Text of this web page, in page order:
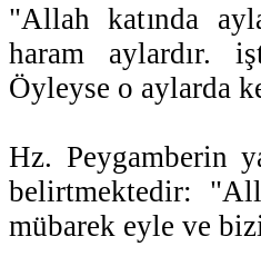
"Allah katında
haram aylardır.
Öyleyse o aylarda
Hz. Peygamberin
belirtmektedir:
mübarek eyle ve